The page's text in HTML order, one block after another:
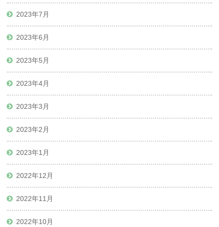
2023年7月
2023年6月
2023年5月
2023年4月
2023年3月
2023年2月
2023年1月
2022年12月
2022年11月
2022年10月